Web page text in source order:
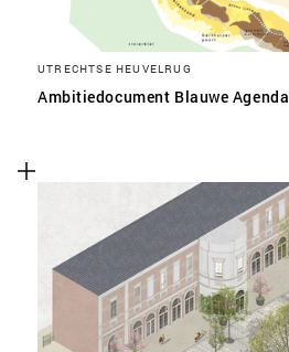
UTRECHTSE HEUVELRUG
Ambitiedocument Blauwe Agenda